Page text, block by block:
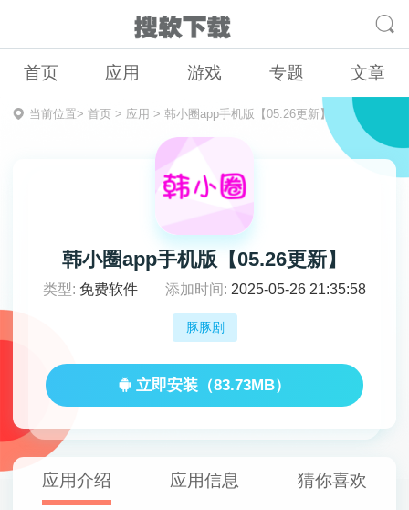
首页 应用 游戏 专题 文章
当前位置> 首页> 应用 > 韩小圈app手机版【05.26更新】
韩小圈app手机版【05.26更新】
类型: 免费软件 添加时间: 2025-05-26 21:35:58
豚豚剧
立即安装（83.73MB）
应用介绍 应用信息 猜你喜欢